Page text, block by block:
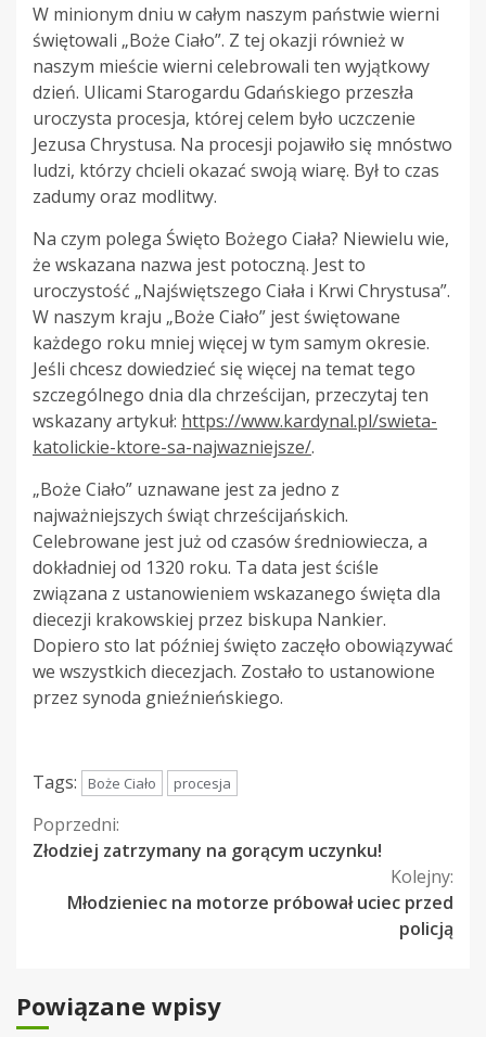
W minionym dniu w całym naszym państwie wierni
świętowali „Boże Ciało”. Z tej okazji również w
naszym mieście wierni celebrowali ten wyjątkowy
dzień. Ulicami Starogardu Gdańskiego przeszła
uroczysta procesja, której celem było uczczenie
Jezusa Chrystusa. Na procesji pojawiło się mnóstwo
ludzi, którzy chcieli okazać swoją wiarę. Był to czas
zadumy oraz modlitwy.
Na czym polega Święto Bożego Ciała? Niewielu wie,
że wskazana nazwa jest potoczną. Jest to
uroczystość „Najświętszego Ciała i Krwi Chrystusa”.
W naszym kraju „Boże Ciało” jest świętowane
każdego roku mniej więcej w tym samym okresie.
Jeśli chcesz dowiedzieć się więcej na temat tego
szczególnego dnia dla chrześcijan, przeczytaj ten
wskazany artykuł: https://www.kardynal.pl/swieta-
katolickie-ktore-sa-najwazniejsze/.
„Boże Ciało” uznawane jest za jedno z
najważniejszych świąt chrześcijańskich.
Celebrowane jest już od czasów średniowiecza, a
dokładniej od 1320 roku. Ta data jest ściśle
związana z ustanowieniem wskazanego święta dla
diecezji krakowskiej przez biskupa Nankier.
Dopiero sto lat później święto zaczęło obowiązywać
we wszystkich diecezjach. Zostało to ustanowione
przez synoda gnieźnieńskiego.
Tags: Boże Ciało procesja
Kontynuuj
czytanie
Poprzedni:
Złodziej zatrzymany na gorącym uczynku!
Kolejny:
Młodzieniec na motorze próbował uciec przed
policją
Powiązane wpisy